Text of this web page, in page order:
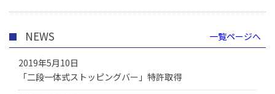
NEWS 一覧ページへ
2019年5月10日
「二段一体式ストッピングバー」特許取得